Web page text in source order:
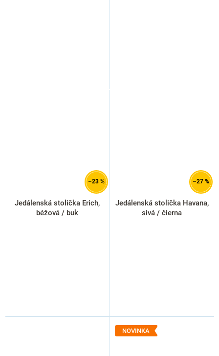
–23 %
Jedálenská stolička Erich,
béžová / buk
–27 %
Jedálenská stolička Havana,
sivá / čierna
NOVINKA